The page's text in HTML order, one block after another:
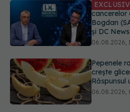
Pepenele
crește
Răspunsul
06.08.2026,
Adevărul
doze mari
colorectal
06.08.2026,